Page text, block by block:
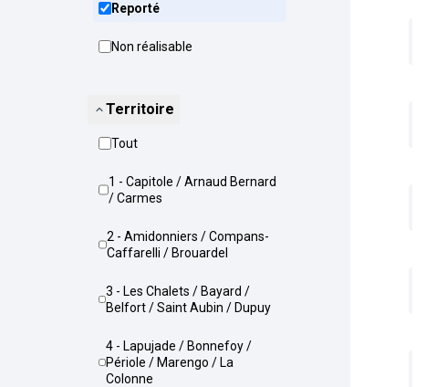
Reporté
Non réalisable
Territoire
Tout
1 - Capitole / Arnaud Bernard
/ Carmes
2 - Amidonniers / Compans-
Caffarelli / Brouardel
3 - Les Chalets / Bayard /
Belfort / Saint Aubin / Dupuy
4 - Lapujade / Bonnefoy /
Périole / Marengo / La
Colonne